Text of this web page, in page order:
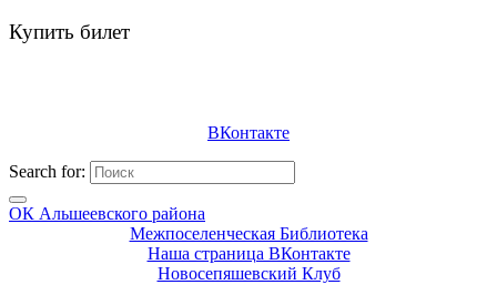
Купить билет
ВКонтакте
Search for:
ОК Альшеевского района
Межпоселенческая Библиотека
Наша страница ВКонтакте
Новосепяшевский Клуб